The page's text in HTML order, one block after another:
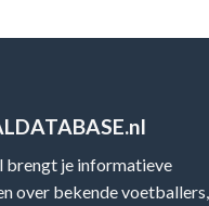
brengt je informatieve
over bekende